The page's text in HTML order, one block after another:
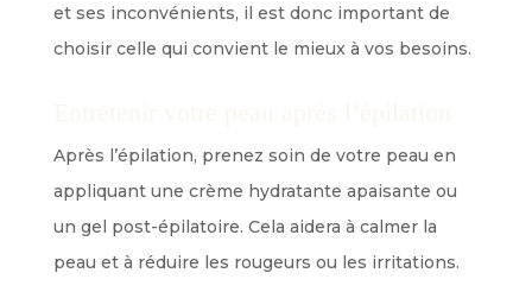
et ses inconvénients, il est donc important de
choisir celle qui convient le mieux à vos besoins.
Après l’épilation, prenez soin de votre peau en
appliquant une crème hydratante apaisante ou
un gel post-épilatoire. Cela aidera à calmer la
peau et à réduire les rougeurs ou les irritations.